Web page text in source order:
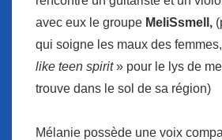
avec eux le groupe MeliSsmell,
qui soigne les maux des
like teen spirit» pour le lys de
trouve dans le sol de sa région)
Mélanie possède une voix